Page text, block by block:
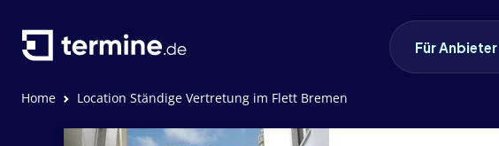
Für Anbieter
Home Location Ständige Vertretung im Flett Bremen